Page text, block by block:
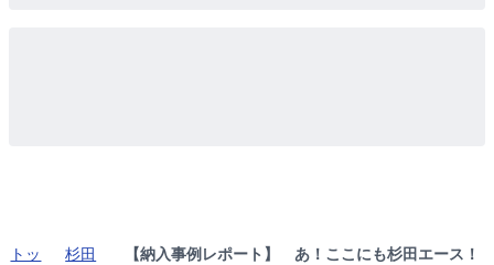
トッ
杉田
【納入事例レポート】 あ！ここにも杉田エース！